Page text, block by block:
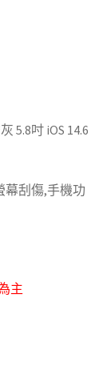
5.8吋 iOS 14.6
幕刮傷,手機功
主